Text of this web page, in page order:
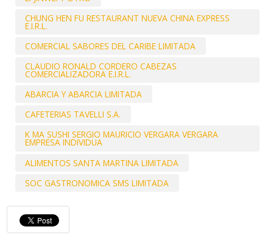
CHUNG HEN FU RESTAURANT NUEVA CHINA EXPRESS
E.I.R.L.
COMERCIAL SABORES DEL CARIBE LIMITADA
CLAUDIO RONALD CORDERO CABEZAS
COMERCIALIZADORA E.I.R.L.
ABARCIA Y ABARCIA LIMITADA
CAFETERIAS TAVELLI S.A.
K MA SUSHI SERGIO MAURICIO VERGARA VERGARA
EMPRESA INDIVIDUA
ALIMENTOS SANTA MARTINA LIMITADA
SOC GASTRONOMICA SMS LIMITADA